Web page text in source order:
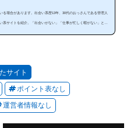
る場合があります。出会い系歴13年、30代のおっさんである管理人
系サイトを紹介。「出会いがない」「仕事が忙しく暇がない」とい
サイト
ポイント表なし
運営者情報なし